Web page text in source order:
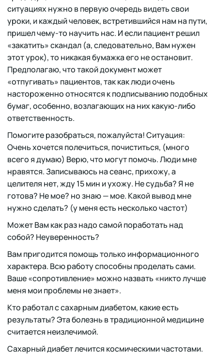
ситуациях нужно в первую очередь видеть свои
уроки, и каждый человек, встретившийся нам на пути,
пришел чему-то научить нас. И если пациент решил
«закатить» скандал (а, следовательно, Вам нужен
этот урок), то никакая бумажка его не остановит.
Предполагаю, что такой документ может
«отпугивать» пациентов, так как люди очень
настороженно относятся к подписыванию подобных
бумаг, особенно, возлагающих на них какую-либо
ответственность.
Помогите разобраться, пожалуйста! Ситуация:
Очень хочется полечиться, почиститься, (много
всего я думаю) Верю, что могут помочь. Люди мне
нравятся. Записываюсь на сеанс, прихожу, а
целителя нет, жду 15 мин и ухожу. Не судьба? Я не
готова? Не мое? но знаю — мое. Какой вывод мне
нужно сделать? (у меня есть несколько частот)
Может Вам как раз надо самой поработать над
собой? Неуверенность?
Вам пригодится помощь только информационного
характера. Всю работу способны проделать сами.
Ваше «сопротивление» можно назвать «никто лучше
меня мои проблемы не знает».
Кто работал с сахарным диабетом, какие есть
результаты? Эта болезнь в традиционной медицине
считается неизлечимой.
Сахарный диабет лечится космическими частотами.